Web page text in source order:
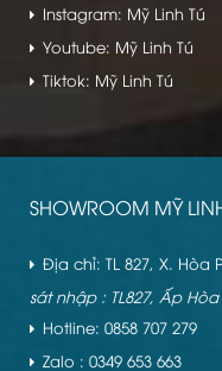
Instagram: Mỹ Linh Tú
Youtube: Mỹ Linh Tú
Tiktok: Mỹ Linh Tú
SHOWROOM MỸ
Địa chỉ: TL 827, X. Hòa
sát nhập : TL827, Ấp
Hotline: 0858 707 279
Zalo : 0349 653 663